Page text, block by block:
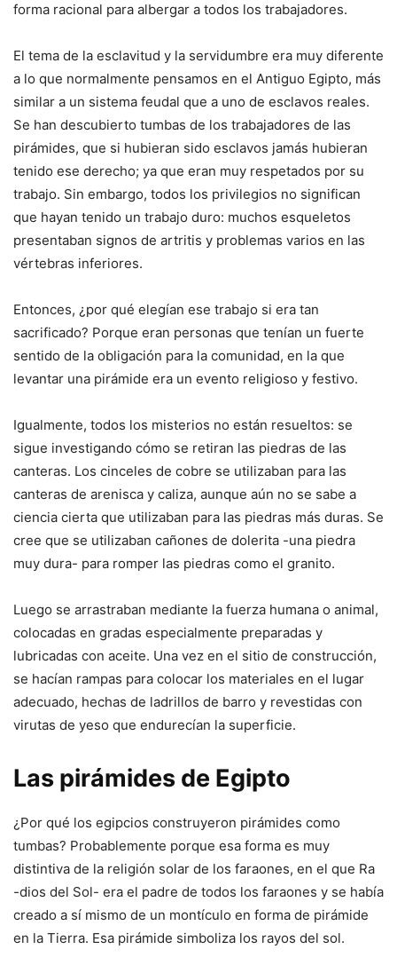
forma racional para albergar a todos los trabajadores.
El tema de la esclavitud y la servidumbre era muy diferente
a lo que normalmente pensamos en el Antiguo Egipto, más
similar a un sistema feudal que a uno de esclavos reales.
Se han descubierto tumbas de los trabajadores de las
pirámides, que si hubieran sido esclavos jamás hubieran
tenido ese derecho; ya que eran muy respetados por su
trabajo. Sin embargo, todos los privilegios no significan
que hayan tenido un trabajo duro: muchos esqueletos
presentaban signos de artritis y problemas varios en las
vértebras inferiores.
Entonces, ¿por qué elegían ese trabajo si era tan
sacrificado? Porque eran personas que tenían un fuerte
sentido de la obligación para la comunidad, en la que
levantar una pirámide era un evento religioso y festivo.
Igualmente, todos los misterios no están resueltos: se
sigue investigando cómo se retiran las piedras de las
canteras. Los cinceles de cobre se utilizaban para las
canteras de arenisca y caliza, aunque aún no se sabe a
ciencia cierta que utilizaban para las piedras más duras. Se
cree que se utilizaban cañones de dolerita -una piedra
muy dura- para romper las piedras como el granito.
Luego se arrastraban mediante la fuerza humana o animal,
colocadas en gradas especialmente preparadas y
lubricadas con aceite. Una vez en el sitio de construcción,
se hacían rampas para colocar los materiales en el lugar
adecuado, hechas de ladrillos de barro y revestidas con
virutas de yeso que endurecían la superficie.
Las pirámides de Egipto
¿Por qué los egipcios construyeron pirámides como
tumbas? Probablemente porque esa forma es muy
distintiva de la religión solar de los faraones, en el que Ra
-dios del Sol- era el padre de todos los faraones y se había
creado a sí mismo de un montículo en forma de pirámide
en la Tierra. Esa pirámide simboliza los rayos del sol.